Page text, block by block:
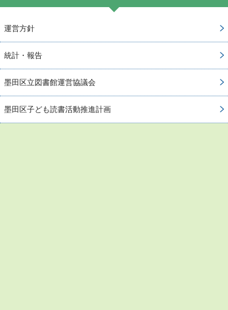
運営方針
統計・報告
墨田区立図書館運営協議会
墨田区子ども読書活動推進計画